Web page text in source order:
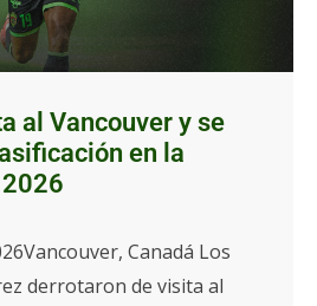
al Vancouver y se
en la
Canadá Los
derrotaron de visita al